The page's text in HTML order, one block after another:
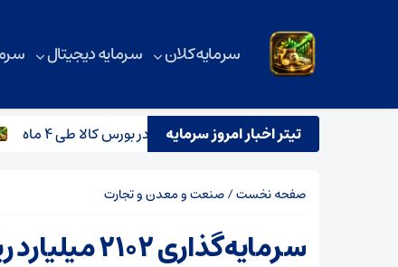
سرمایه کلان سرمایه دیجیتال
تیتر اخبار امروز سرمایه
صفحه نخست/صنعت و معدن و تجارت
سرمایه‌گذاری